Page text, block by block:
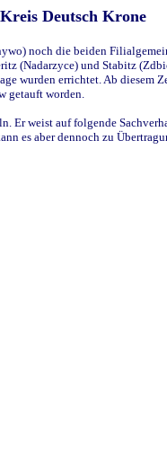
Deutsch Krone
noch die beiden
(Nadarzyce) und Stabitz
wurden errichtet. Ab diesem
getauft worden.
Er weist auf folgende
es aber dennoch zu